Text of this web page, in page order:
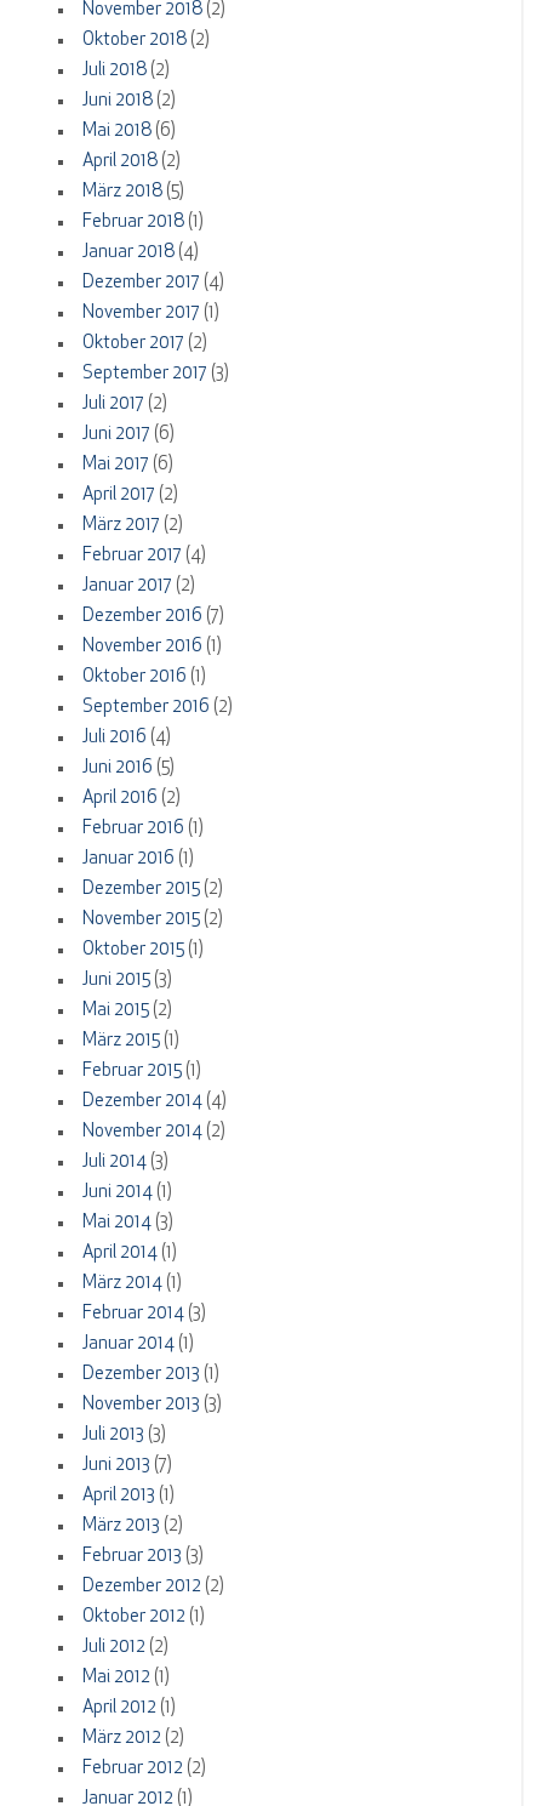
November 2018(2)
Oktober 2018(2)
Juli 2018(2)
Juni 2018(2)
Mai 2018(6)
April 2018(2)
März 2018(5)
Februar 2018(1)
Januar 2018(4)
Dezember 2017 (4)
November 2017 (1)
Oktober 2017 (2)
September 2017 (3)
Juli 2017 (2)
Juni 2017 (6)
Mai 2017 (6)
April 2017 (2)
März 2017 (2)
Februar 2017 (4)
Januar 2017 (2)
Dezember 2016 (7)
November 2016 (1)
Oktober 2016 (1)
September 2016 (2)
Juli 2016 (4)
Juni 2016 (5)
April 2016 (2)
Februar 2016 (1)
Januar 2016 (1)
Dezember 2015(2)
November 2015(2)
Oktober 2015(1)
Juni 2015(3)
Mai 2015(2)
März 2015(1)
Februar 2015(1)
Dezember 2014(4)
November 2014(2)
Juli 2014(3)
Juni 2014(1)
Mai 2014(3)
April 2014(1)
März 2014(1)
Februar 2014(3)
Januar 2014(1)
Dezember 2013 (1)
November 2013 (3)
Juli 2013 (3)
Juni 2013 (7)
April 2013 (1)
März 2013 (2)
Februar 2013 (3)
Dezember 2012(2)
Oktober 2012(1)
Juli 2012(2)
Mai 2012(1)
April 2012(1)
März 2012(2)
Februar 2012(2)
Januar 2012(1)